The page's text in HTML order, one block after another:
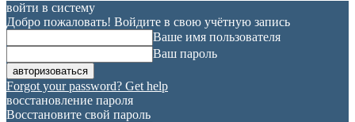
войти в систему
Добро пожаловать! Войдите в свою учётную запись
Ваше имя пользователя
Ваш пароль
Forgot your password? Get help
восстановление пароля
Восстановите свой пароль